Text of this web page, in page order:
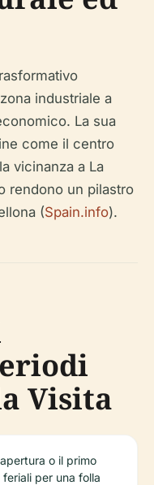
industriale a
La sua
come il centro
vicinanza a La
rendono un pilastro
(Spain.info).
Visita
o il primo
per una folla